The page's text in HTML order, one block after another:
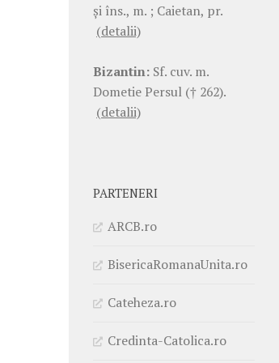
şi îns., m. ; Caietan, pr.
(detalii)
Bizantin: Sf. cuv. m.
Dometie Persul († 262).
(detalii)
PARTENERI
ARCB.ro
BisericaRomanaUnita.ro
Cateheza.ro
Credinta-Catolica.ro